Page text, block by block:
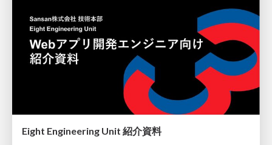
Eight Engineering Unit 紹介資料